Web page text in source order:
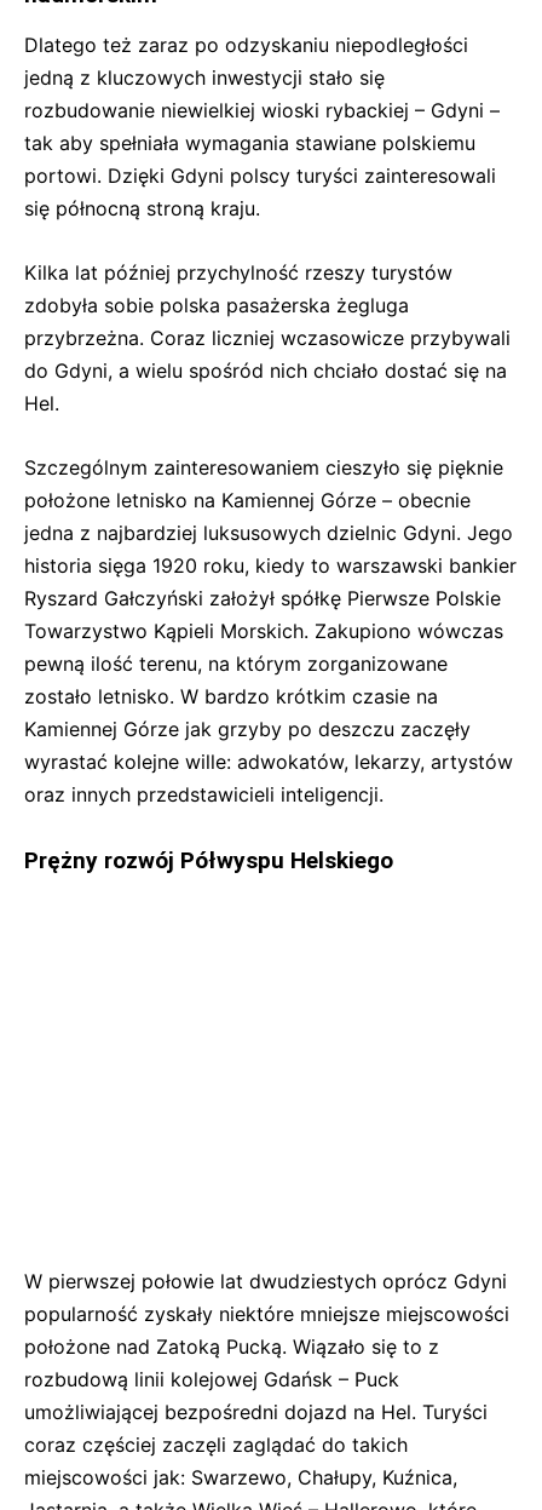
Dlatego też zaraz po odzyskaniu niepodległości
jedną z kluczowych inwestycji stało się
rozbudowanie niewielkiej wioski rybackiej – Gdyni –
tak aby spełniała wymagania stawiane polskiemu
portowi. Dzięki Gdyni polscy turyści zainteresowali
się północną stroną kraju.
Kilka lat później przychylność rzeszy turystów
zdobyła sobie polska pasażerska żegluga
przybrzeżna. Coraz liczniej wczasowicze przybywali
do Gdyni, a wielu spośród nich chciało dostać się na
Hel.
Szczególnym zainteresowaniem cieszyło się pięknie
położone letnisko na Kamiennej Górze – obecnie
jedna z najbardziej luksusowych dzielnic Gdyni. Jego
historia sięga 1920 roku, kiedy to warszawski bankier
Ryszard Gałczyński założył spółkę Pierwsze Polskie
Towarzystwo Kąpieli Morskich. Zakupiono wówczas
pewną ilość terenu, na którym zorganizowane
zostało letnisko. W bardzo krótkim czasie na
Kamiennej Górze jak grzyby po deszczu zaczęły
wyrastać kolejne wille: adwokatów, lekarzy, artystów
oraz innych przedstawicieli inteligencji.
Prężny rozwój Półwyspu Helskiego
W pierwszej połowie lat dwudziestych oprócz Gdyni
popularność zyskały niektóre mniejsze miejscowości
położone nad Zatoką Pucką. Wiązało się to z
rozbudową linii kolejowej Gdańsk – Puck
umożliwiającej bezpośredni dojazd na Hel. Turyści
coraz częściej zaczęli zaglądać do takich
miejscowości jak: Swarzewo, Chałupy, Kuźnica,